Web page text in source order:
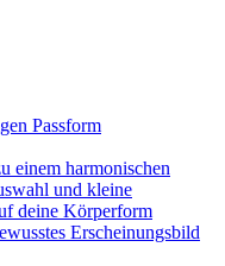
Passform
einem harmonischen
und kleine
deine Körperform
Erscheinungsbild